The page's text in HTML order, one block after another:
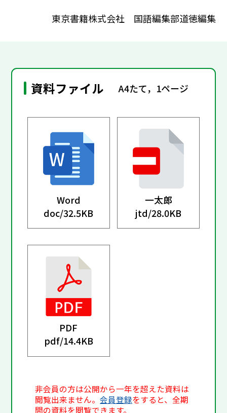
東京書籍株式会社 国語編集部道徳編集
資料ファイル A4たて，1ページ
Word
doc/32.5KB
一太郎
jtd/28.0KB
PDF
pdf/14.4KB
非会員の方は公開から一年を超えた資料は
閲覧出来ません。会員登録をすると、全期
間の資料を閲覧できます。